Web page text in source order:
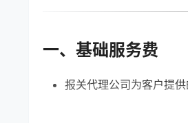
一、基础服务费
报关代理公司为客户提供